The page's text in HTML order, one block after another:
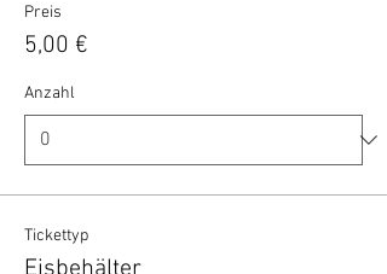
Preis
5,00 €
Anzahl
Tickettyp